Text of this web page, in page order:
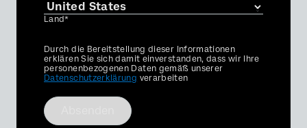
Land*
Privacy
Optin
Durch die Bereitstellung dieser Informationen
erklären Sie sich damit einverstanden, dass wir Ihre
personenbezogenen Daten gemäß unserer
Datenschutzerklärung verarbeiten